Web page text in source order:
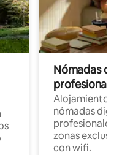
Nómadas
Alojamientos
nómadas
profesionales
zonas
con wifi.